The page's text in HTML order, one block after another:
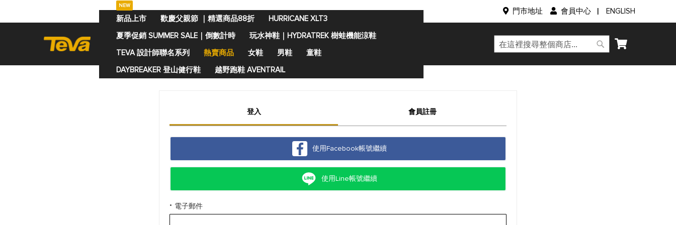
過
到
內
語
言
ENGLISH
門市地址
會員中心
新品上市
NEW
歡慶父親節 ｜精選商品88折
HURRICANE XLT3
夏季促銷 SUMMER SALE｜倒數計時
玩水神鞋｜HYDRATREK 樹蛙機能涼鞋
TEVA 設計師聯名系列
熱賣商品 女鞋 男鞋
童鞋
DAYBREAKER 登山健行鞋
越野跑鞋 AVENTRAIL
搜
尋
我的購物車
登入 會員註冊
使用Facebook帳號繼續
使用Line帳號繼續
電子郵件